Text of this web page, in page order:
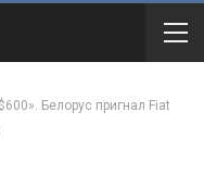
Белорус пригнал Fiat